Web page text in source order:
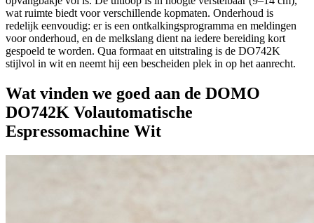
wat ruimte biedt voor verschillende kopmaten. Onderhoud is
redelijk eenvoudig: er is een ontkalkingsprogramma en meldingen
voor onderhoud, en de melkslang dient na iedere bereiding kort
gespoeld te worden. Qua formaat en uitstraling is de DO742K
stijlvol in wit en neemt hij een bescheiden plek in op het aanrecht.
Wat vinden we goed aan de DOMO
DO742K Volautomatische
Espressomachine Wit